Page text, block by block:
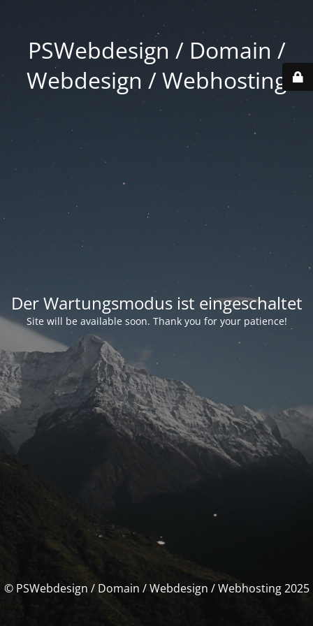
PSWebdesign / Domain /
Webdesign / Webhosting
Der Wartungsmodus ist eingeschaltet
Site will be available soon. Thank you for your patience!
© PSWebdesign / Domain / Webdesign / Webhosting 2025